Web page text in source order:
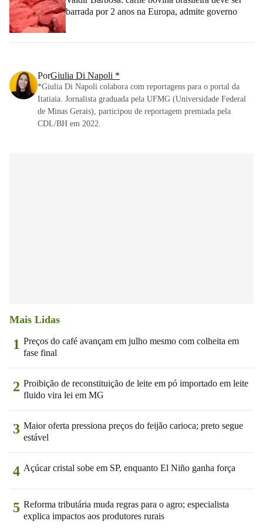
barrada por 2 anos na Europa, admite governo
PorGiulia Di Napoli *
*Giulia Di Napoli colabora com reportagens para o portal da
Itatiaia. Jornalista graduada pela UFMG (Universidade Federal
de Minas Gerais), participou de reportagem premiada pela
CDL/BH em 2022.
Mais Lidas
1 Preços do café avançam em julho mesmo com colheita em
fase final
2 Proibição de reconstituição de leite em pó importado em leite
fluido vira lei em MG
3 Maior oferta pressiona preços do feijão carioca; preto segue
estável
4 Açúcar cristal sobe em SP, enquanto El Niño ganha força
5 Reforma tributária muda regras para o agro; especialista
explica impactos aos produtores rurais